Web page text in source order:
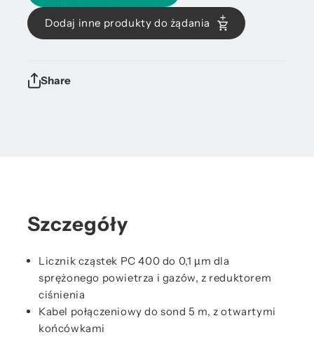
Dodaj inne produkty do żądania
Share
Szczegóły
Licznik cząstek PC 400 do 0,1 µm dla
sprężonego powietrza i gazów, z reduktorem
ciśnienia
Kabel połączeniowy do sond 5 m, z otwartymi
końcówkami